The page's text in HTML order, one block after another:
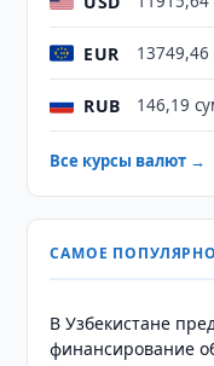
EUR 13749,46
RUB 146,19
Все курсы валют →
САМОЕ
В Узбекистане
финансирование